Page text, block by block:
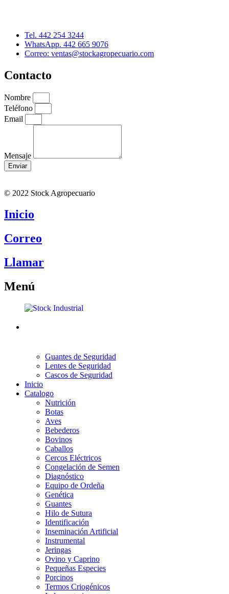
Tel. 442 254 3244
WhatsApp. 442 665 9076
Correo: ventas@stockagropecuario.com
Contacto
Nombre
Teléfono
Email
Mensaje
Enviar
© 2022 Stock Agropecuario
Inicio
Correo
Llamar
Menú
Guantes de Seguridad
Lentes de Seguridad
Cascos de Seguridad
Inicio
Catalogo
Nutrición
Botas
Aves
Bebederos
Bovinos
Caballos
Cercos Eléctricos
Congelación de Semen
Diagnóstico
Equipo de Ordeña
Genética
Guantes
Hilo de Sutura
Identificación
Inseminación Artificial
Instrumental
Jeringas
Ovino y Caprino
Pequeñas Especies
Porcinos
Termos Criogénicos